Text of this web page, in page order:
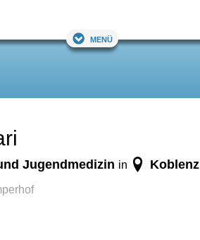
Menü
Jugendmedizin in Koblenz